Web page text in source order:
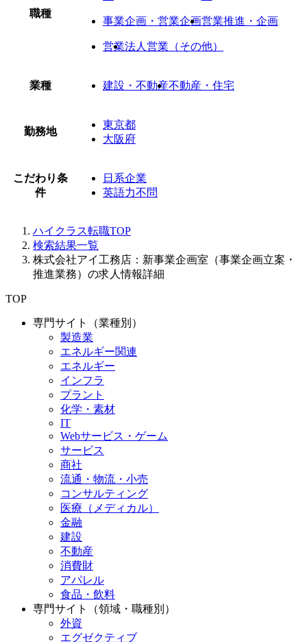
職種
事業企画・営業企画営業推進・企画
営業法人営業（その他）
業種 建設・不動産不動産・住宅
勤務地
東京都
大阪府
こだわり条
件
日系企業
英語力不問
ハイクラス転職TOP
検索結果一覧
株式会社アイ工務店：新事業企画室（事業企画立案・
推進業務）の求人情報詳細
TOP
専門サイト（業種別）
製造業
エネルギー関連
エネルギー
インフラ
プラント
化学・素材
IT
Webサービス・ゲーム
サービス
商社
流通・物流・小売
コンサルティング
医療（メディカル）
金融
建設
不動産
消費財
アパレル
食品・飲料
専門サイト（領域・職種別）
外資
エグゼクティブ